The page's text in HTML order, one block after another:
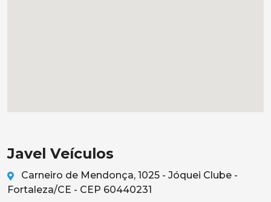
Javel Veículos
Carneiro de Mendonça, 1025 - Jóquei Clube -
Fortaleza/CE - CEP 60440231